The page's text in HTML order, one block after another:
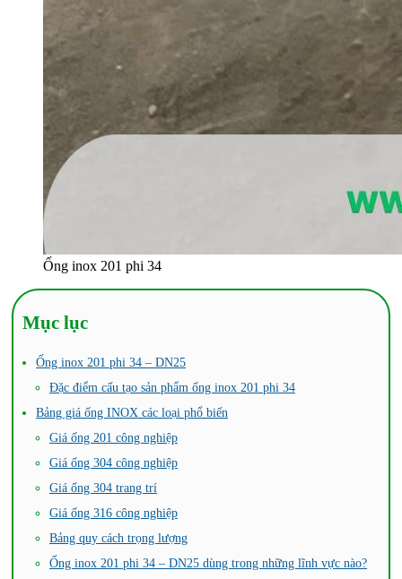
Ống inox 201 phi 34
Mục lục
Ống inox 201 phi 34 – DN25
Đặc điểm cấu tạo sản phẩm ống inox 201 phi 34
Bảng giá ống INOX các loại phổ biến
Giá ống 201 công nghiệp
Giá ống 304 công nghiệp
Giá ống 304 trang trí
Giá ống 316 công nghiệp
Bảng quy cách trọng lượng
Ống inox 201 phi 34 – DN25 dùng trong những lĩnh vực nào?